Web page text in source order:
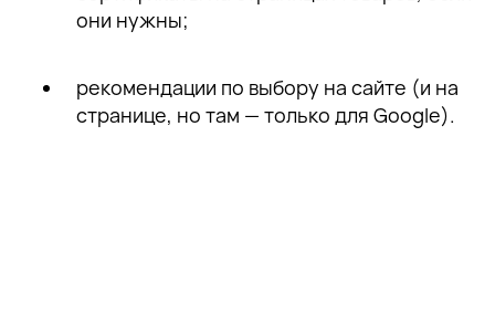
они нужны;
рекомендации по выбору на сайте (и на
странице, но там — только для Google).